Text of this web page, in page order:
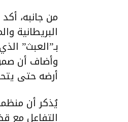
من جانبه،
البريطانية
بـ”العبث”
وأضاف أن
أرضه حتى
يُذكر أن
التفاعل مع